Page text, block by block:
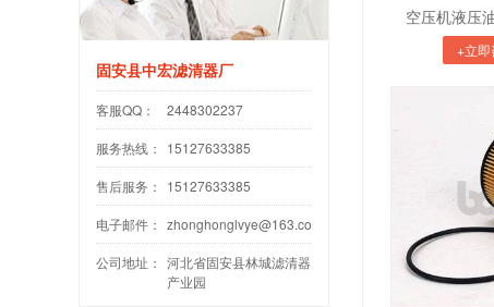
空压机液压
+立即
固安县中宏滤清器厂
客服QQ： 2448302237
服务热线： 15127633385
售后服务： 15127633385
电子邮件： zhonghonglvye@163.com
公司地址： 河北省固安县林城滤清器
产业园